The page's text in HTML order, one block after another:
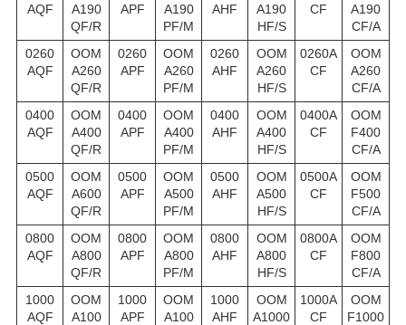
AQF
A190
QF/R
APF
A190
PF/M
AHF
A190
HF/S
CF
A190
CF/A
0260
AQF
OOM
A260
QF/R
0260
APF
OOM
A260
PF/M
0260
AHF
OOM
A260
HF/S
0260A
CF
OOM
A260
CF/A
0400
AQF
OOM
A400
QF/R
0400
APF
OOM
A400
PF/M
0400
AHF
OOM
A400
HF/S
0400A
CF
OOM
F400
CF/A
0500
AQF
OOM
A600
QF/R
0500
APF
OOM
A500
PF/M
0500
AHF
OOM
A500
HF/S
0500A
CF
OOM
F500
CF/A
0800
AQF
OOM
A800
QF/R
0800
APF
OOM
A800
PF/M
0800
AHF
OOM
A800
HF/S
0800A
CF
OOM
F800
CF/A
1000
AQF
OOM
A100
1000
APF
OOM
A100
1000
AHF
OOM
A1000
1000A
CF
OOM
F1000